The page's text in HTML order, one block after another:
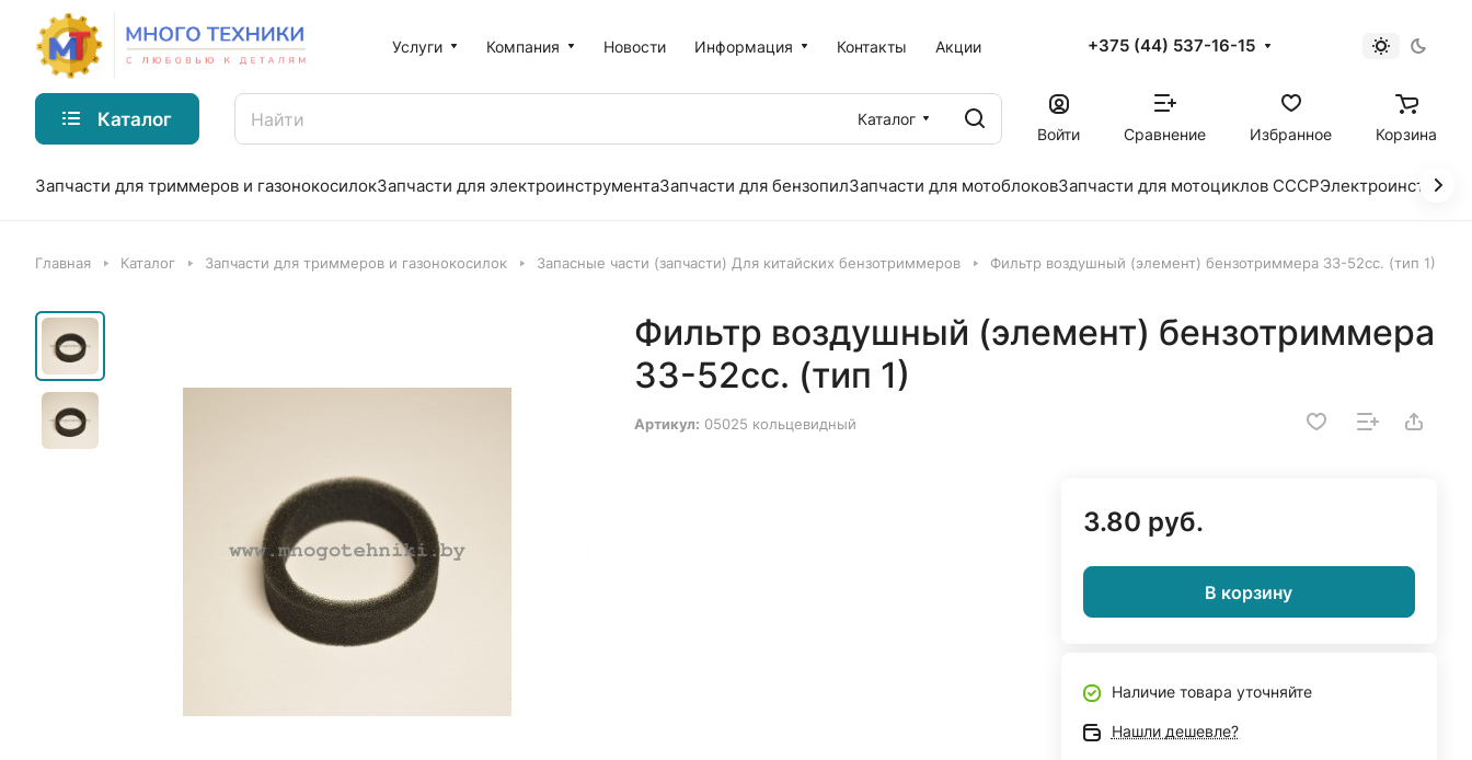
Услуги Компания Новости Информация Контакты Акции +375 (44) 537-16-15
Каталог
Каталог
Войти
Сравнение Избранное Корзина
Запчасти для триммеров и газонокосилокЗапчасти для электроинструментаЗапчасти для бензопилЗапчасти для мотоблоковЗапчасти для мотоциклов СССР
Главная Каталог Запчасти для триммеров и газонокосилок Запасные части (запчасти) Для китайских бензотриммеров Фильтр воздушный (элемент) бензотриммера 33-52сс. (тип 1)
Фильтр воздушный (элемент) бензотриммера
33-52сс. (тип 1)
Артикул: 05025 кольцевидный
3.80 руб.
В корзину
Наличие товара уточняйте
Нашли дешевле?